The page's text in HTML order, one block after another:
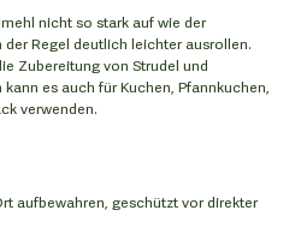
nicht so stark auf wie der
Regel deutlich leichter ausrollen.
Zubereitung von Strudel und
es auch für Kuchen, Pfannkuchen,
verwenden.
aufbewahren, geschützt vor direkter